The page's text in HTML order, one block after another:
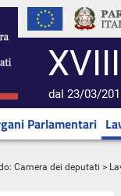
dal 23/03/
Parlamentari
Camera dei deputati >